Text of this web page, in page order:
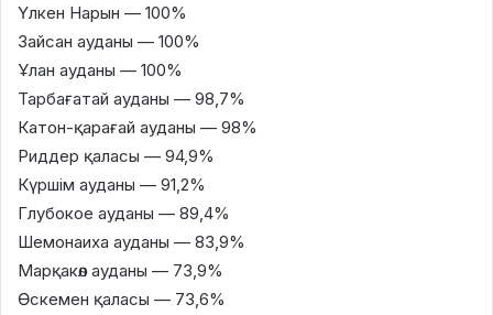
Үлкен Нарын — 100%
Зайсан ауданы — 100%
Ұлан ауданы — 100%
Тарбағатай ауданы — 98,7%
Катон-қарағай ауданы — 98%
Риддер қаласы — 94,9%
Күршім ауданы — 91,2%
Глубокое ауданы — 89,4%
Шемонаиха ауданы — 83,9%
Марқакөл ауданы — 73,9%
Өскемен қаласы — 73,6%